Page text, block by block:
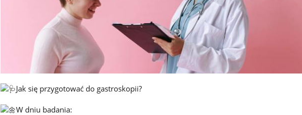
Jak się przygotować do gastroskopii?
W dniu badania: